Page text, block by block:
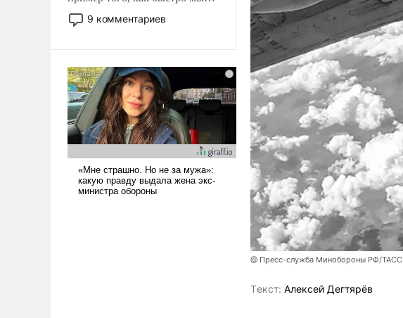
двигаемся по пути
революционных изменений.
псевдонаучной фантастики,
стало всерьез обсуждаемой
идеей.
9 комментариев
@ Пресс-служба Минобороны РФ/ТАСС
Tекст: Алексей Дегтярёв